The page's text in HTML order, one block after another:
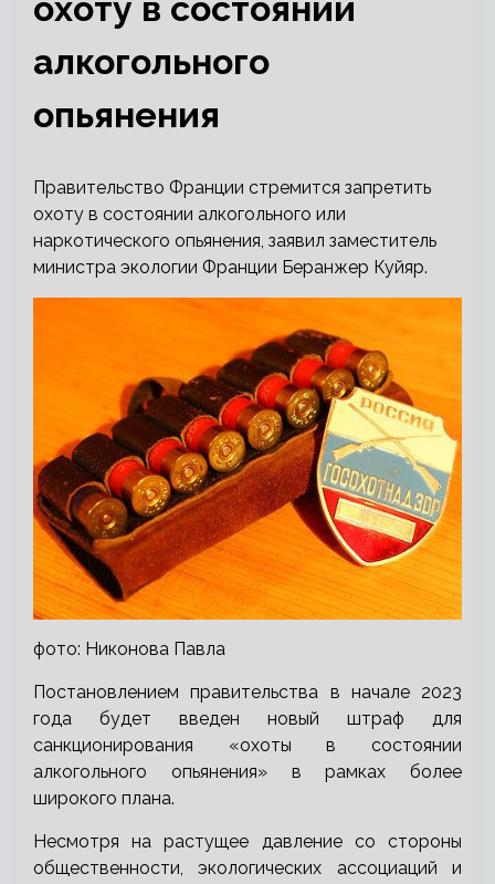
охоту в состоянии
алкогольного
опьянения
Правительство Франции стремится запретить
охоту в состоянии алкогольного или
наркотического опьянения, заявил заместитель
министра экологии Франции Беранжер Куйяр.
фото: Никонова Павла
Постановлением правительства в начале 2023
года будет введен новый штраф для
санкционирования «охоты в состоянии
алкогольного опьянения» в рамках более
широкого плана.
Несмотря на растущее давление со стороны
общественности, экологических ассоциаций и